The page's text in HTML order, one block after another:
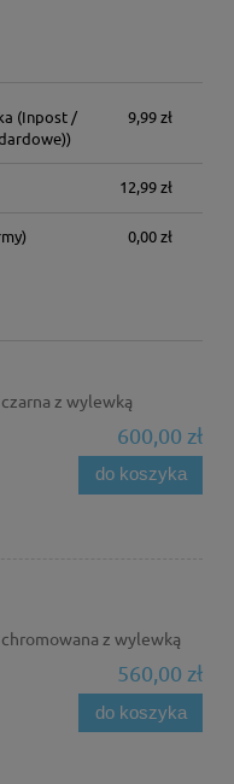
płatności
(Inpost /
9,99 zł
12,99 zł
0,00 zł
z wylewką
600,00 zł
do koszyka
z wylewką
560,00 zł
do koszyka